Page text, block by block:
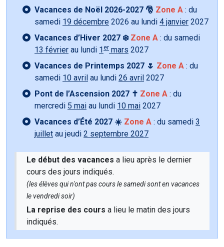
Vacances de Noël 2026-2027 🎅 Zone A : du
samedi 19 décembre 2026 au lundi 4 janvier 2027
Vacances d’Hiver 2027 ❄️ Zone A : du samedi
13 février au lundi 1 er mars 2027
Vacances de Printemps 2027 🌷 Zone A : du
samedi 10 avril au lundi 26 avril 2027
Pont de l’Ascension 2027 ✝️ Zone A : du
mercredi 5 mai au lundi 10 mai 2027
Vacances d’Été 2027 ☀️ Zone A : du samedi 3
juillet au jeudi 2 septembre 2027
Le début des vacances a lieu après le dernier
cours des jours indiqués.
(les élèves qui n'ont pas cours le samedi sont en vacances
le vendredi soir)
La reprise des cours a lieu le matin des jours
indiqués.